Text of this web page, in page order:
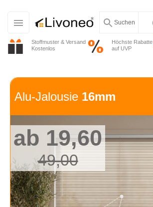
Stoffmuster & Versand
Kostenlos
Höchste Rabatte
auf UVP
Suchen
Alu-Jalousie 16mm
ab 19,60
49,00